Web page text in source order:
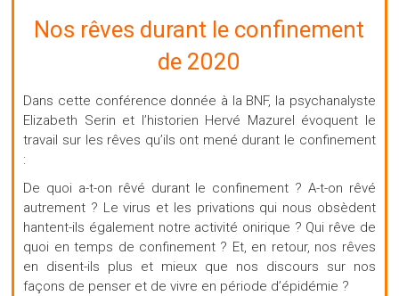
Nos rêves durant le confinement
de 2020
Dans cette conférence donnée à la BNF, la psychanalyste
Elizabeth Serin et l’historien Hervé Mazurel évoquent le
travail sur les rêves qu’ils ont mené durant le confinement
:
De quoi a-t-on rêvé durant le confinement ? A-t-on rêvé
autrement ? Le virus et les privations qui nous obsèdent
hantent-ils également notre activité onirique ? Qui rêve de
quoi en temps de confinement ? Et, en retour, nos rêves
en disent-ils plus et mieux que nos discours sur nos
façons de penser et de vivre en période d’épidémie ?